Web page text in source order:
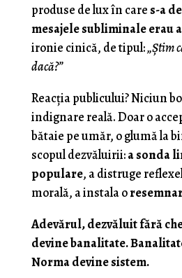
produse de lux în care s-a
mesajele subliminale erau
ironie cinică, de tipul:„Știm
dacă?”
Reacția publicului? Niciun
indignare reală. Doar o
bătaie pe umăr, o glumă la
scopul dezvăluirii:a sonda
populare, a distruge
morală, a instala o
Adevărul, dezvăluit fără
devine banalitate.
Norma devine sistem.